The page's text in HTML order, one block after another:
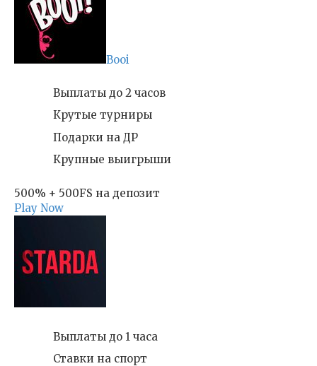
Booi
Выплаты до 2 часов
Крутые турниры
Подарки на ДР
Крупные выигрыши
500% + 500FS на депозит
Play Now
Выплаты до 1 часа
Ставки на спорт